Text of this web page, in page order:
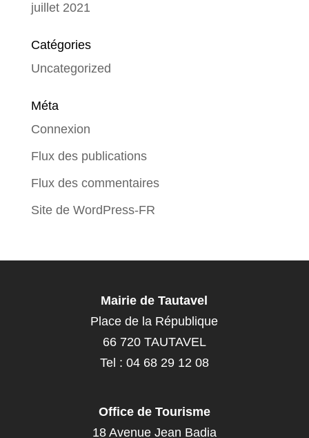
juillet 2021
Catégories
Uncategorized
Méta
Connexion
Flux des publications
Flux des commentaires
Site de WordPress-FR
Mairie de Tautavel
Place de la République
66 720 TAUTAVEL
Tel : 04 68 29 12 08
Office de Tourisme
18 Avenue Jean Badia